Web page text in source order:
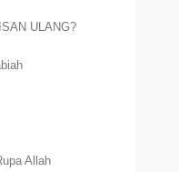
ULANG?
Allah